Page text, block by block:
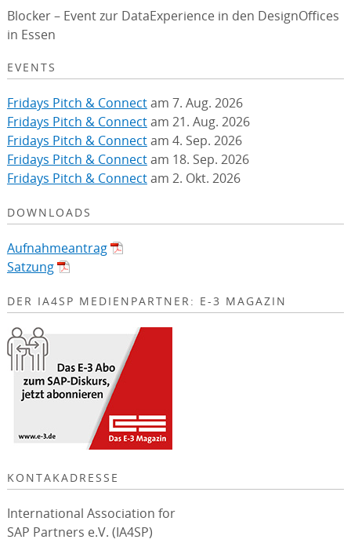
Blocker – Event zur DataExperience in den DesignOffices
in Essen
EVENTS
Fridays Pitch & Connectam 7. Aug. 2026
Fridays Pitch & Connectam 21. Aug. 2026
Fridays Pitch & Connectam 4. Sep. 2026
Fridays Pitch & Connectam 18. Sep. 2026
Fridays Pitch & Connectam 2. Okt. 2026
DOWNLOADS
Aufnahmeantrag
Satzung
DER IA4SP MEDIENPARTNER: E-3 MAGAZIN
KONTAKADRESSE
International Association for
SAP Partners e.V. (IA4SP)